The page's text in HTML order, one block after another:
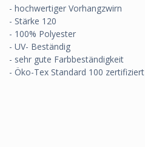
- hochwertiger Vorhangzwirn
- Stärke 120
- 100% Polyester
- UV- Beständig
- sehr gute Farbbeständigkeit
- Öko-Tex Standard 100 zertifiziert